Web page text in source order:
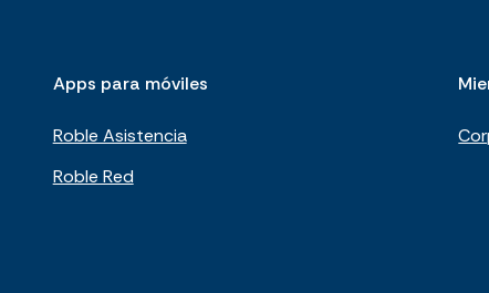
Apps para móviles
Roble Asistencia
Roble Red